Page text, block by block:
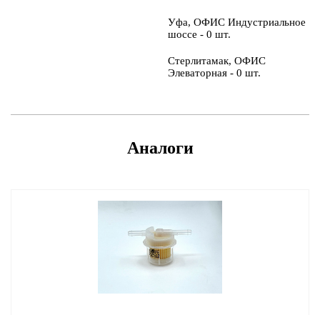
Уфа, ОФИС Индустриальное
шоссе - 0 шт.
Стерлитамак, ОФИС
Элеваторная - 0 шт.
Аналоги